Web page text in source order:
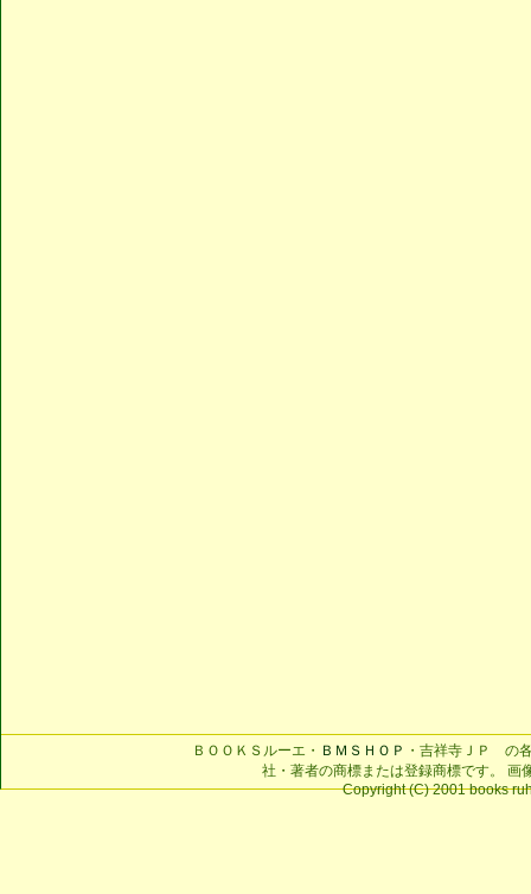
ＢＯＯＫＳルーエ・ ＢＭＳＨＯＰ ・吉祥寺ＪＰ の
社・著者の商標または登録商標です。 画
Copyright (C) 2001 books